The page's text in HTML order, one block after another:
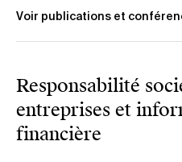
Voir publications et
Répertoire Pratique de
paraître
Responsabilité
entreprises et
financière